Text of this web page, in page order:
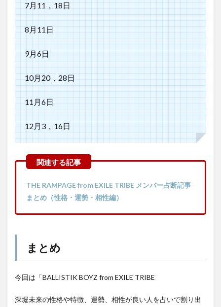
7月11，18日
8月11日
9月6日
10月20，28日
11月6日
12月3，16日
THE RAMPAGE from EXILE TRIBE メンバー占断記事
まとめ（性格・運勢・相性編）
まとめ
今回は「BALLISTIK BOYZ from EXILE TRIBE
深堀未来の性格や特徴、運勢、相性が良い人を占いで割り出